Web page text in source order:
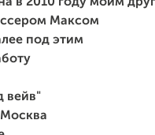
Далее
свою
база "Ред
в г.